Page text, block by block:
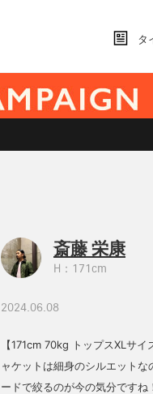
タ
斎藤 栄康
H：171cm
2024.06.08
【171cm 70kg トップスXLサ
ャケットは細身のシルエット
ードで絞るのが今の気分です